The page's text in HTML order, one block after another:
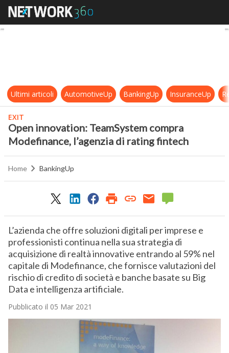
Open innovation: TeamSystem
Ultimi articoli AutomotiveUp BankingUp InsuranceUp
EXIT
Open innovation: TeamSystem compra
Modefinance, l’agenzia di rating fintech
Home BankingUp
L’azienda che offre soluzioni digitali per imprese e
professionisti continua nella sua strategia di
acquisizione di realtà innovative entrando al 59% nel
capitale di Modefinance, che fornisce valutazioni del
rischio di credito di società e banche basate su Big
Data e intelligenza artificiale.
Pubblicato il 05 Mar 2021